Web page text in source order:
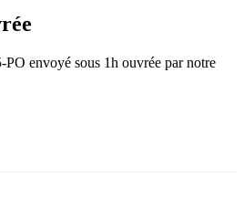
envoyé sous 1h ouvrée par notre